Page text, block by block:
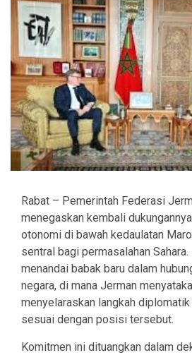
Rabat – Pemerintah Federasi
menegaskan kembali
otonomi di bawah kedaulatan
sentral bagi permasalahan
menandai babak baru dalam
negara, di mana Jerman
menyelaraskan langkah
sesuai dengan posisi tersebut.
Komitmen ini dituangkan dalam